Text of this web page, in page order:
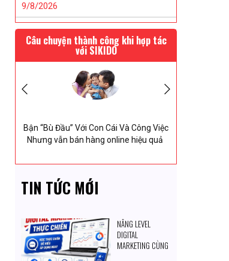
chức năng với SIKIDO ngày
Anh Khang sau khi tk web tại SIKIDO
đã giới thiệu khách sử dụng9/8/2026
Chị Tuyết đã tin tưởng ký web in ấn
sau khi được SIKIDO tư vấn...
9/
SIKIDO ngày 9/8/ 2026
Câu chuyện thành công khi hợp tác
với SIKIDO
Bận “Bù Đầu” Với Con Cái Và Công Việc
Nhưng vẫn bán hàng online hiệu quả
TIN TỨC MỚI
NÂNG LEVEL
DIGITAL
MARKETING CÙNG